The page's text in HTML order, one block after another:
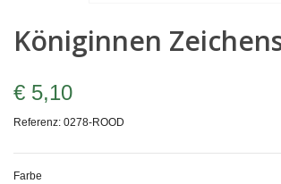
Königinnen
€ 5,10
Referenz: 0278-ROOD
Farbe